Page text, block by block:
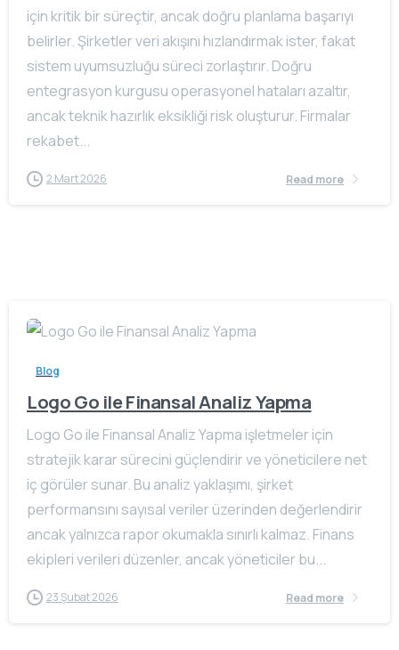
için kritik bir süreçtir, ancak doğru planlama başarıyı
belirler. Şirketler veri akışını hızlandırmak ister, fakat
sistem uyumsuzluğu süreci zorlaştırır. Doğru
entegrasyon kurgusu operasyonel hataları azaltır,
ancak teknik hazırlık eksikliği risk oluşturur. Firmalar
rekabet...
2 Mart 2026 Read more
Blog
Logo Go ile Finansal Analiz Yapma
Logo Go ile Finansal Analiz Yapma işletmeler için
stratejik karar sürecini güçlendirir ve yöneticilere net
iç görüler sunar. Bu analiz yaklaşımı, şirket
performansını sayısal veriler üzerinden değerlendirir
ancak yalnızca rapor okumakla sınırlı kalmaz. Finans
ekipleri verileri düzenler, ancak yöneticiler bu...
23 Şubat 2026 Read more